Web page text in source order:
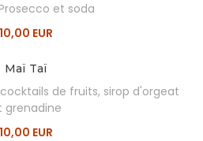
et soda
10,00 EUR
Maï Taï
de fruits, sirop d'orgeat
grenadine
10,00 EUR